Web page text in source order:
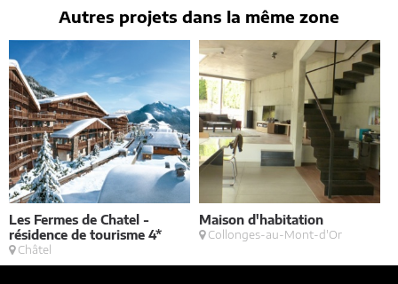
contact@architectes-france.com
Autres projets dans la même zone
Les Fermes de Chatel -
résidence de tourisme 4*
Châtel
Maison d'habitation
Collonges-au-Mont-d'Or